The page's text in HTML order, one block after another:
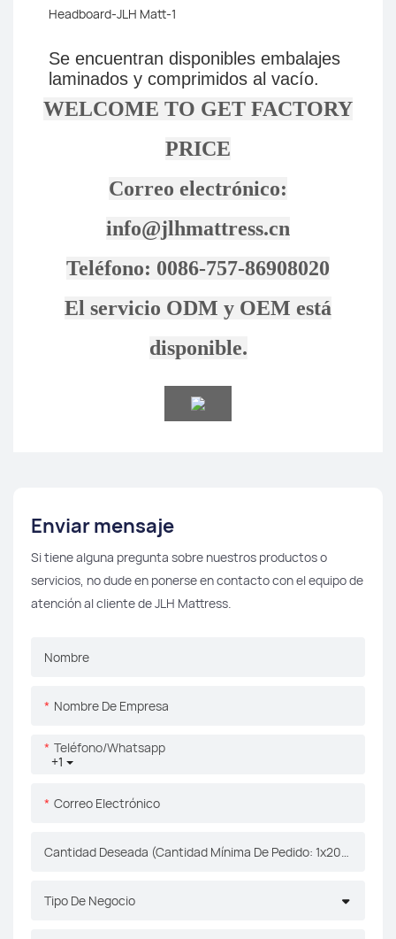
Se encuentran disponibles embalajes
laminados y comprimidos al vacío.
WELCOME TO GET FACTORY
PRICE
Correo electrónico:
info@jlhmattress.cn
Teléfono: 0086-757-86908020
El servicio ODM y OEM está
disponible.
Enviar mensaje
Si tiene alguna pregunta sobre nuestros productos o
servicios, no dude en ponerse en contacto con el equipo de
atención al cliente de JLH Mattress.
Nombre
Nombre De Empresa
+1
Teléfono/whatsapp
Correo Electrónico
Cantidad Deseada (Cantidad Mínima De Pedido: 1x20gp)
Tipo De Negocio